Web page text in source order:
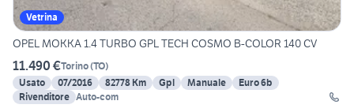
Vetrina
OPEL MOKKA 1.4 TURBO GPL TECH COSMO B-COLOR 140 CV
11.490 €Torino(TO)
Usato
07/2016 82778 Km Gpl Manuale
Euro 6b
Rivenditore Auto-com